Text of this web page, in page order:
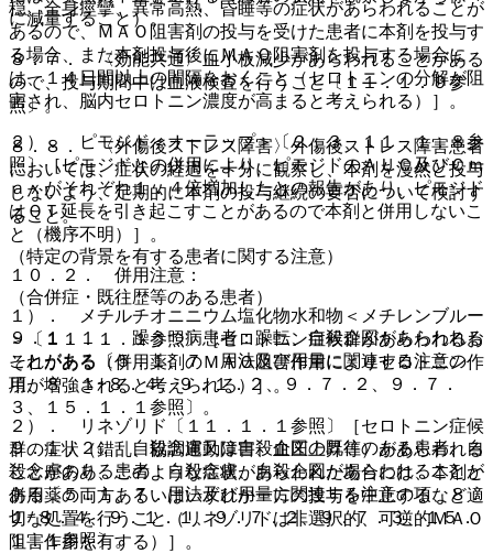
穏、全身痙攣、異常高熱、昏睡等の症状があらわれることが
あるので、ＭＡＯ阻害剤の投与を受けた患者に本剤を投与す
る場合、また本剤投与後にＭＡＯ阻害剤を投与する場合に
は、１４日間以上の間隔をおくこと（セロトニンの分解が阻
害され、脳内セロトニン濃度が高まると考えられる）］。
２）． ピモジド＜オーラップ＞〔２．３、１１．１．８参
照〕［ピモジドとの併用により、ピモジドのＡＵＣ及びＣｍ
ａｘがそれぞれ１．４倍増加したとの報告があり、ピモジド
はＱＴ延長を引き起こすことがあるので本剤と併用しないこ
と（機序不明）］。
１０．２． 併用注意：
１）． メチルチオニニウム塩化物水和物＜メチレンブルー
＞〔１１．１．１参照〕［セロトニン症候群があらわれるお
それがある（併用薬剤のＭＡＯ阻害作用によりセロトニン作
用が増強されると考えられる）］。
２）． リネゾリド〔１１．１．１参照〕［セロトニン症候
群の症状（錯乱、協調運動障害、血圧上昇等）があらわれる
ことがあり、このような症状があらわれた場合には、本剤と
併用薬の両方あるいはいずれか一方の投与を中止するなど適
切な処置を行うこと（リネゾリドは非選択的、可逆的ＭＡＯ
阻害作用を有する）］。
に減量すること）。
８．７． 〈効能共通〉血小板減少があらわれることがある
ので、投与期間中は血液検査を行うこと〔１１．１．９参
照〕。
８．８． 〈外傷後ストレス障害〉外傷後ストレス障害患者
においては、症状の経過を十分に観察し、本剤を漫然と投与
しないよう、定期的に本剤の投与継続の要否について検討す
ること。
（特定の背景を有する患者に関する注意）
（合併症・既往歴等のある患者）
９．１．１． 躁うつ病患者：躁転、自殺企図があらわれる
ことがある〔５．１、７．用法及び用量に関連する注意の
項、８．１−８．４、９．１．２、９．７．２、９．７．
３、１５．１．１参照〕。
９．１．２． 自殺念慮又は自殺企図の既往のある患者、自
殺念慮のある患者：自殺念慮、自殺企図があらわれることが
ある〔５．１、７．用法及び用量に関連する注意の項、８．
１−８．４、９．１．１、９．７．２、９．７．３、１５．
１．１参照〕。